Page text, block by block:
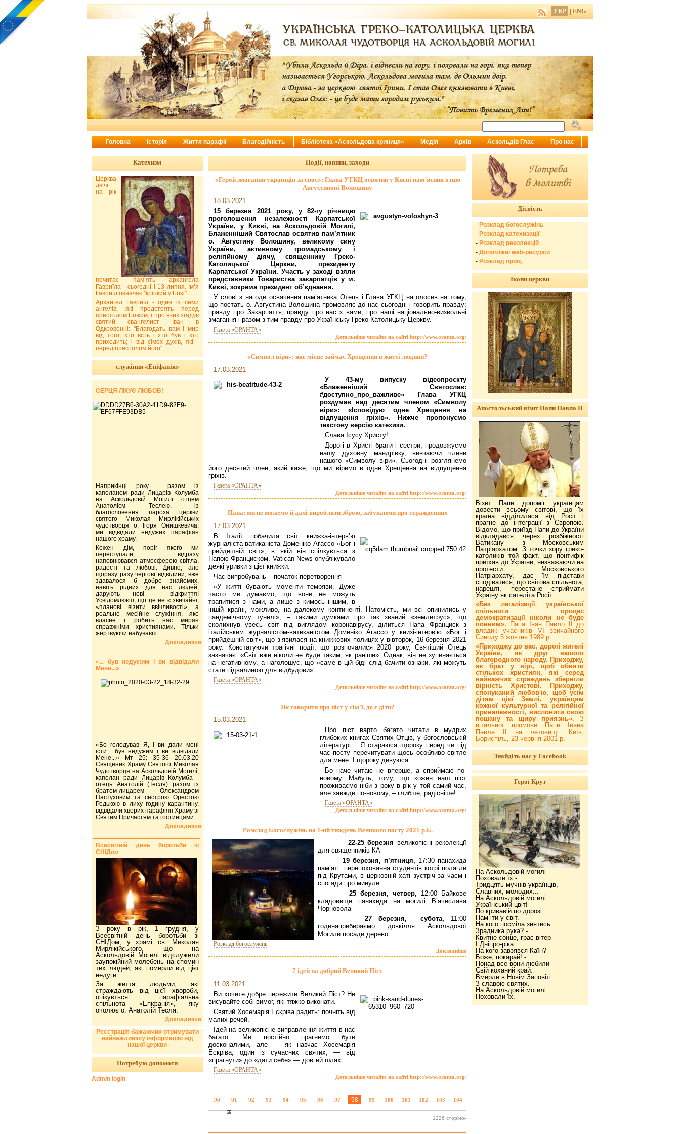
Події, новини, заходи
«Герой змагання українців за своє»: Глава УГКЦ освятив у Києві пам’ятник отцю
Августинові Волошину
18.03.2021
15 березня 2021 року, у 82-гу річницю
проголошення незалежності Карпатської
України, у Києві, на Аскольдовій Могилі,
Блаженніший Святослав освятив пам’ятник
о. Августину Волошину, великому сину
України, активному громадському і
релігійному діячу, священнику Греко-
Католицької Церкви, президенту
Карпатської України. Участь у заході взяли
представники Товариства закарпатців у м.
Києві, зокрема президент об’єднання.
У слові з нагоди освячення пам’ятника Отець і Глава УГКЦ наголосив на тому,
що постать о. Августина Волошина промовляє до нас сьогодні і говорить правду:
правду про Закарпаття, правду про нас з вами, про наші національно-визвольні
змагання і разом з тим правду про Українську Греко-Католицьку Церкву.
Газета «ОРАНТА»
Детальніше читайте на сайті http://www.oranta.org/
«Символ віри»: яке місце займає Хрещення в житті людини?
17.03.2021
У 43-му випуску відеопроєкту
«Блаженніший Святослав:
#доступно_про_важливе» Глава УГКЦ
роздумав над десятим членом «Символу
віри»: «Ісповідую одне Хрещення на
відпущення гріхів». Нижче пропонуємо
текстову версію катехизи.
Слава Ісусу Христу!
Дорогі в Христі брати і сестри, продовжуємо
нашу духовну мандрівку, вивчаючи члени
нашого «Символу віри». Сьогодні розглянемо
його десятий член, який каже, що ми віримо в одне Хрещення на відпущення
гріхів.
Газета «ОРАНТА»
Детальніше читайте на сайті http://www.oranta.org/
Папа: ми не можемо й далі виробляти зброю, забуваючи про стражденних
17.03.2021
В Італії побачила світ книжка-інтерв’ю
журналіста-ватиканіста Доменіко Аґассо «Бог і
прийдешній світ», в якій він спілкується з
Папою Франциском. Vatican News опублікувало
деякі уривки з цієї книжки.
Час випробувань – початок перетворення
«У житті бувають моменти темряви. Дуже
часто ми думаємо, що вони не можуть
трапитися з нами, а лише з кимось іншим, в
іншій країні, можливо, на далекому континенті. Натомість, ми всі опинились у
пандемічному тунелі», –такими думками про так званий «землетрус», що
сколихнув увесь світ під виглядом коронавірусу, ділиться Папа Франциск з
італійським журналістом-ватиканістом Доменіко Аґассо у книзі-інтерв’ю «Бог і
прийдешній світ», що з’явилася на книжкових полицях у вівторок, 16 березня 2021
року. Констатуючи трагічні події, що розпочалися 2020 року, Святіший Отець
зазначає: «Світ вже ніколи не буде таким, як раніше». Однак, він не зупиняється
на негативному, а наголошує, що «саме в цій біді слід бачити ознаки, які можуть
стати підвалиною для відбудови».
Газета «ОРАНТА»
Детальніше читайте на сайті http://www.oranta.org/
Як говорити про піст у сім'ї, де є діти?
15.03.2021
Про піст варто багато читати в мудрих
глибоких книгах Святих Отців, у богословській
літературі… Я стараюся щороку перед чи під
час посту перечитувати щось особливо світле
для мене. І щороку дивуюся.
Бо наче читаю не вперше, а сприймаю по-
новому. Мабуть, тому, що кожен наш піст
проживаємо ніби з року в рік у той самий час,
але завжди по-новому, – глибше, радісніше!
Газета «ОРАНТА»
Детальніше читайте на сайті http://www.oranta.org/
Розклад Богослужінь на 1-ий тиждень Великого посту 2021 р.Б.
-
22-25 березня великопісні реколекції
для священників КА
-19 березня, п’ятниця, 17:30 панахида
пам’яті перепоховання студентів котрі полягли
під Крутами, в церковній хаті зустріч за чаєм і
спогади про минуле.
- 25 березня, четвер, 12:00 Байкове
кладовище панахида на могилі В’ячеслава
Чорновола
-27 березня, субота, 11:00
годинаприбираємо довкілля Аскольдової
Могили посади дерево
Розклад богослужінь
Докладніше
7 ідей на добрий Великий Піст
11.03.2021
Ви хочете добре пережити Великий Піст? Не
висувайте собі вимог, які тяжко виконати.
Святий Хосемарія Ескріва радить: почніть від
малих речей.
Ідей на великопісне виправлення життя в нас
багато. Ми постійно прагнемо бути
досконалими, але — як навчає Хосемарія
Ескріва, один із сучасних святих, — від
«прагнути» до «дати себе» — довгий шлях.
Газета «ОРАНТА»
Детальніше читайте на сайті http://www.oranta.org/
90 91 92 93 94 95 96 97 98 99 100 101 102 103 104
1226 сторінок
Катехизм
Церква
двічі
на рік
почитає пам’ять архангела
Гавриїла - сьогодні і 13 липня. Ім’я
Гавриїл означає "кріпкий у Бозі".
Архангел Гавриїл - один із семи
ангелів, які предстоять перед
престолом Божим, і про яких згадує
святий євангелист Іван в
Одкровенні: "Благодать вам і мир
від того, хто єсть і хто був і хто
приходить; і від сімох духів, які -
перед престолом його".
служіння «Епіфанія»
СЕРЦЯ ЛІКУЄ ЛЮБОВ!
Наприкінці року разом із
капеланом ради Лицарів Колумба
на Аскольдовій Могилі отцем
Анатолієм Теслею, із
благословення пароха церкви
святого Миколая Мирлікійських
чудотворця о. Ігоря Онишкевича,
ми відвідали недужих парафіян
нашого храму.
Кожен дім, поріг якого ми
переступали, відразу
наповнювався атмосферою світла,
радості та любові. Дивно, але
щоразу разу чергові відвідини, вже
здавалося б добре знайомих,
навіть рідних для нас людей,
дарують нові відкриття!
Усвідомлюєш, що це не є звичайні,
«планові візити ввічливості», а
реальне месійне служіння, яке
власне і робить нас мирян
справжніми християнами. Тільки
жертвуючи набуваєш.
Докладніше
«... був недужим і ви відвідали
Мене...»
«Бо голодував Я, і ви дали мені
їсти... був недужим і ви відвідали
Мене...» Мт 25: 35-36 20.03.20
Священик Храму Святого Миколая
Чудотворця на Аскольдовій Могилі,
капелан ради Лицарів Колумба -
отець Анатолій (Тесля) разом із
братом-лицарем Олександром
Пастуховим та сестрою Орестою
Редькою в лиху годину карантину,
відвідали хворих парафіян Храму зі
Святим Причастям та гостинцями.
Докладніше
Всесвітній день боротьби зі
СНІДом
З року в рік, 1 грудня, у
Всесвітній день боротьби зі
СНІДом, у храмі св. Миколая
Мирлікійського, що на
Аскольдовій Могилі відслужили
заупокійний молебень на спомин
тих людей, які померли від цієї
недуги.
За життя людьми, які
страждають від цієї хвороби,
опікується парафіяльна
спільнота «Епіфанія», яку
очолює о. Анатолій Тесля.
Докладніше
Реєстрація бажаючих отримувати
найважливішу інформацію від
нашої церкви
Потребую допомоги
Admin login
Дієвість
- Розклад богослужінь
- Розклад катехизації
- Розклад реколекцій
- Допоміжні web-ресурси
- Розклад прощ
Ікони церкви
Апостольський візит Папи Павла ІІ
Візит Папи допоміг українцям
довести всьому світові, що їх
країна відділилася від Росії і
прагне до інтеграції з Європою.
Відомо, що приїзд Папи до України
відкладався через розбіжності
Ватикану з Московським
Патріархатом. З точки зору греко-
католиків той факт, що понтифік
приїхав до України, незважаючи на
протести Московського
Патріархату, дає їм підстави
сподіватися, що світова спільнота,
нарешті, перестане сприймати
Україну як сателіта Росії.
«Без легалізації української
спільноти процес
демократизації ніколи не буде
повним».
Папа Іван Павло ІІ до
владик учасників VI звичайного
Синоду 5 жовтня 1989 р.
«Приходжу до вас, дорогі жителі
України, як друг вашого
благородного народу. Приходжу,
як брат у вірі, щоб обняти
стількох християн, які серед
найважчих страждань зберегли
вірність Христові. Приходжу,
спонуканий любов'ю, щоб усім
дітям цієї Землі, українцям
кожної культурної та релігійної
приналежності, висловити свою
пошану та щиру приязнь». З
вітальної промови Папи Івана
Павла ІІ на летовищі. Київ,
Бориспіль, 23 червня 2001 р.
Знайдіть нас у Facebook
Герої Крут
На Аскольдовій могилі
Поховали їх -
Тридцять мучнів українців,
Славних, молодих...
На Аскольдовій могилі
Український цвіт! -
По кривавій по дорозі
Нам іти у світ.
На кого посміла знятись
Зрадника рука? -
Квитне сонце, грає вітер
І Дніпро-ріка...
На кого завзявся Каїн?
Боже, покарай! -
Понад все вони любили
Свій коханий край.
Вмерли в Новім Заповіті
З славою святих. -
На Аскольдовій могилі
Поховали їх.
УКР ENG
Головна Історія Життя парафії Благодійність Бібліотека «Аскольдова криниця» Медія Архів Аскольдів Глас Про нас